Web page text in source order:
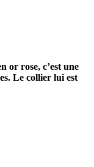
or rose, c’est une
Le collier lui est